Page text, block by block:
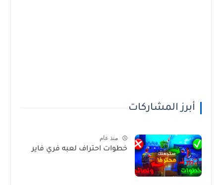
أبرز المشاركات
منذ عام
خطوات احتراف لعبه فري فاير